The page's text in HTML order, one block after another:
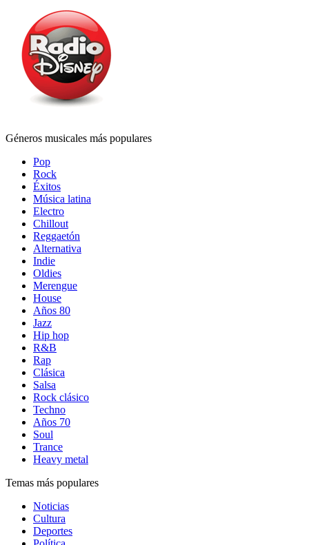
Géneros musicales más populares
Pop
Rock
Éxitos
Música latina
Electro
Chillout
Reggaetón
Alternativa
Indie
Oldies
Merengue
House
Años 80
Jazz
Hip hop
R&B
Rap
Clásica
Salsa
Rock clásico
Techno
Años 70
Soul
Trance
Heavy metal
Temas más populares
Noticias
Cultura
Deportes